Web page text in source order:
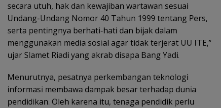
secara utuh, hak dan kewajiban wartawan sesuai
Undang-Undang Nomor 40 Tahun 1999 tentang Pers,
serta pentingnya berhati-hati dan bijak dalam
menggunakan media sosial agar tidak terjerat UU ITE,”
ujar Slamet Riadi yang akrab disapa Bang Yadi.
Menurutnya, pesatnya perkembangan teknologi
informasi membawa dampak besar terhadap dunia
pendidikan. Oleh karena itu, tenaga pendidik perlu